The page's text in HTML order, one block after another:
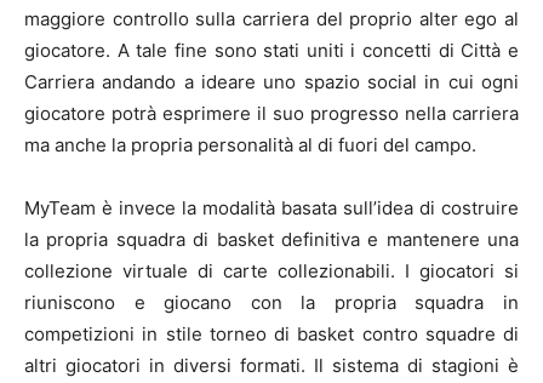
maggiore controllo sulla carriera del proprio alter ego al
giocatore. A tale fine sono stati uniti i concetti di Città e
Carriera andando a ideare uno spazio social in cui ogni
giocatore potrà esprimere il suo progresso nella carriera
ma anche la propria personalità al di fuori del campo.
MyTeam è invece la modalità basata sull’idea di costruire
la propria squadra di basket definitiva e mantenere una
collezione virtuale di carte collezionabili. I giocatori si
riuniscono e giocano con la propria squadra in
competizioni in stile torneo di basket contro squadre di
altri giocatori in diversi formati. Il sistema di stagioni è